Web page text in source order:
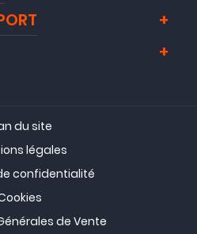
du site
légales
confidentialité
de Vente